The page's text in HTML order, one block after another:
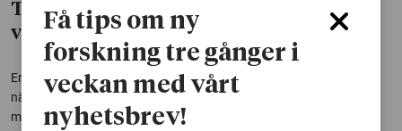
Träning och näringsdryck kan minska
vårdbehovet vid demens
En enkel kombination av dagliga fysiska övningar och proteinrik
näringsdryck kan minska behovet av stöd i vardagen hos personer
med demens, enligt en ny studie från Karolinska Institutet.
Få tips om ny
forskning tre gånger i
veckan med vårt
nyhetsbrev!